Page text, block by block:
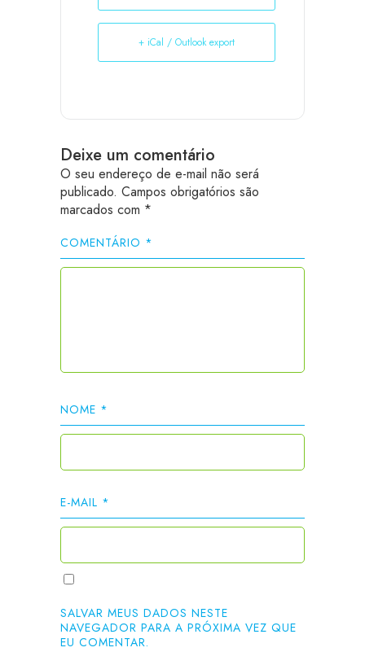
+ iCal / Outlook export
Deixe um comentário
O seu endereço de e-mail não será
publicado. Campos obrigatórios são
marcados com *
COMENTÁRIO *
NOME *
E-MAIL *
SALVAR MEUS DADOS NESTE
NAVEGADOR PARA A PRÓXIMA VEZ QUE
EU COMENTAR.